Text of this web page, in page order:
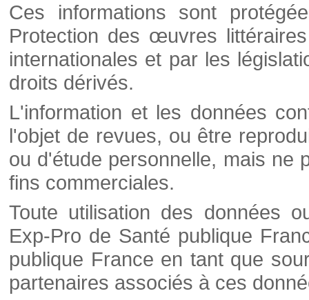
Ces informations sont
Protection des œuvres
internationales et par les
droits dérivés.
L'information et les données
l'objet de revues, ou être
ou d'étude personnelle, mais ne
fins commerciales.
Toute utilisation des données
Exp-Pro de Santé publique
publique France en tant que
partenaires associés à ces